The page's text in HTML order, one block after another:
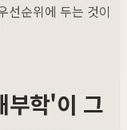
선순위에 두는 것이
부학'이 그